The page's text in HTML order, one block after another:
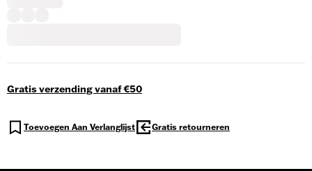
Gratis verzending vanaf €50
Toevoegen Aan Verlanglijst Gratis retourneren